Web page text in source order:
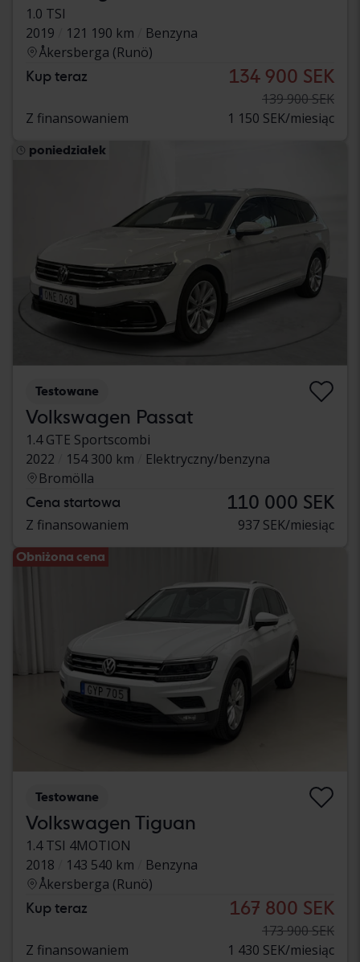
1.0 TSI
2019
121 190 km
Benzyna
Åkersberga (Runö)
Kup teraz 134 900 SEK
139 900 SEK
Z finansowaniem
1 150 SEK/miesiąc
poniedziałek
Testowane
Volkswagen Passat
1.4 GTE Sportscombi
2022
154 300 km
Elektryczny/benzyna
Bromölla
Cena startowa 110 000 SEK
Z finansowaniem 937 SEK/miesiąc
Obniżona cena
Testowane
Volkswagen Tiguan
1.4 TSI 4MOTION
2018
143 540 km
Benzyna
Åkersberga (Runö)
Kup teraz 167 800 SEK
173 900 SEK
Z finansowaniem
1 430 SEK/miesiąc